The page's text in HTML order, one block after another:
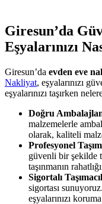
Giresun’da
Eşyalarınızı
Giresun’da evden eve
Nakliyat, eşyalarınızı
eşyalarınızı taşırken
Doğru
malzemelerle
olarak, kaliteli
Profesyonel
güvenli bir şekilde
taşınmanın
Sigortalı
sigortası
eşyalarınızı